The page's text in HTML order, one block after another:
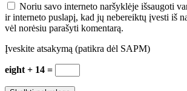
Noriu savo interneto naršyklėje išsaugoti
ir interneto puslapį, kad jų nebereiktų įvesti iš
vėl norėsiu parašyti komentarą.
Įveskite atsakymą (patikra dėl SAPM)
eight + 14 =